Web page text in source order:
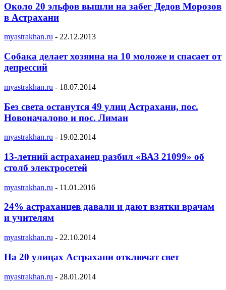
Около 20 эльфов вышли на забег Дедов Морозов
в Астрахани
myastrakhan.ru - 22.12.2013
Собака делает хозяина на 10 моложе и спасает от
депрессий
myastrakhan.ru - 18.07.2014
Без света останутся 49 улиц Астрахани, пос.
Новоначалово и пос. Лиман
myastrakhan.ru - 19.02.2014
13-летний астраханец разбил «ВАЗ 21099» об
столб электросетей
myastrakhan.ru - 11.01.2016
24% астраханцев давали и дают взятки врачам
и учителям
myastrakhan.ru - 22.10.2014
На 20 улицах Астрахани отключат свет
myastrakhan.ru - 28.01.2014